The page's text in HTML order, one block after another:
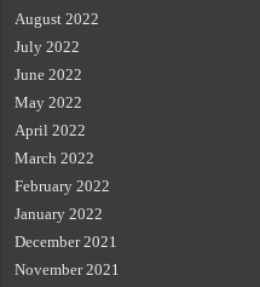
August 2022
July 2022
June 2022
May 2022
April 2022
March 2022
February 2022
January 2022
December 2021
November 2021